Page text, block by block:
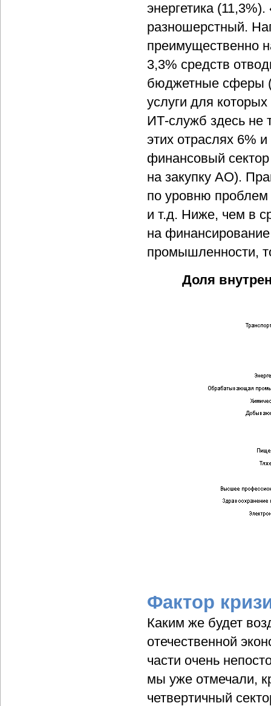
энергетика
разношерстный.
преимущественно
3,3% средств
бюджетные сферы
услуги для
ИТ-служб здесь не
этих отраслях 6%
финансовый
на закупку АО).
по уровню проблем
и т.д. Ниже, чем в
на
промышленности,
Доля
Фактор
Каким же будет
отечественной
части очень
мы уже отмечали,
четвертичный